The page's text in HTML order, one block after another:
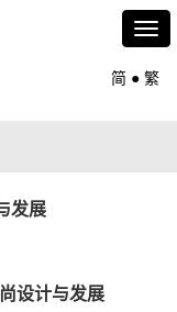
简 ● 繁
发展
设计与发展